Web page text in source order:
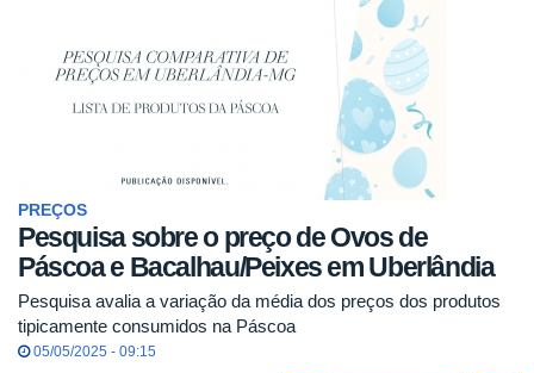
PREÇOS
Pesquisa sobre o preço de Ovos de
Páscoa e Bacalhau/Peixes em Uberlândia
Pesquisa avalia a variação da média dos preços dos produtos
tipicamente consumidos na Páscoa
05/05/2025 - 09:15